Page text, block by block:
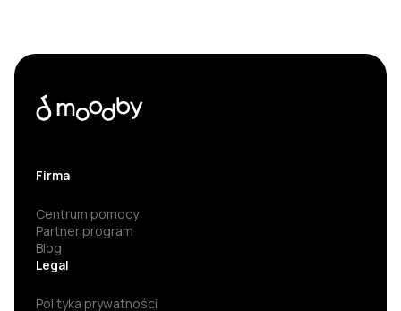
Firma
Centrum pomocy
Partner program
Blog
Legal
Polityka prywatności